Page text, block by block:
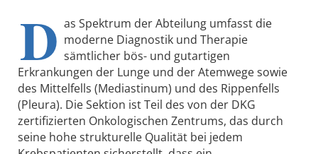
D as Spektrum der Abteilung umfasst die
moderne Diagnostik und Therapie
sämtlicher bös- und gutartigen
Erkrankungen der Lunge und der Atemwege sowie
des Mittelfells (Mediastinum) und des Rippenfells
(Pleura). Die Sektion ist Teil des von der DKG
zertifizierten Onkologischen Zentrums, das durch
seine hohe strukturelle Qualität bei jedem